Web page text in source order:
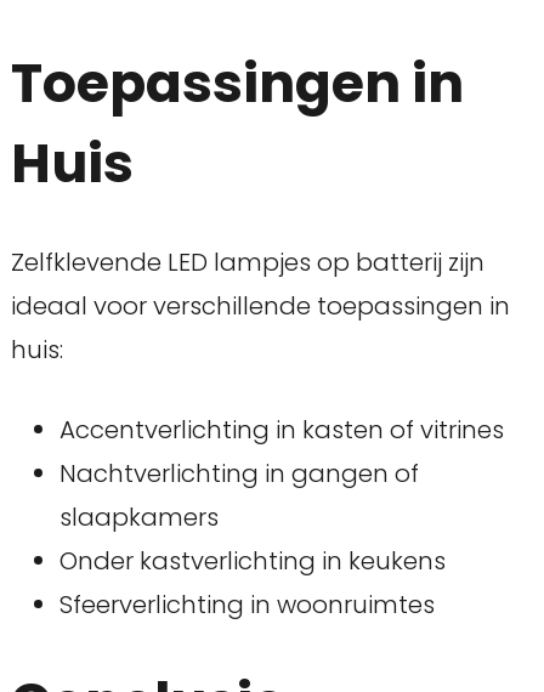
Toepassingen in
Huis
Zelfklevende LED lampjes op batterij zijn
ideaal voor verschillende toepassingen in
huis:
Accentverlichting in kasten of vitrines
Nachtverlichting in gangen of
slaapkamers
Onder kastverlichting in keukens
Sfeerverlichting in woonruimtes